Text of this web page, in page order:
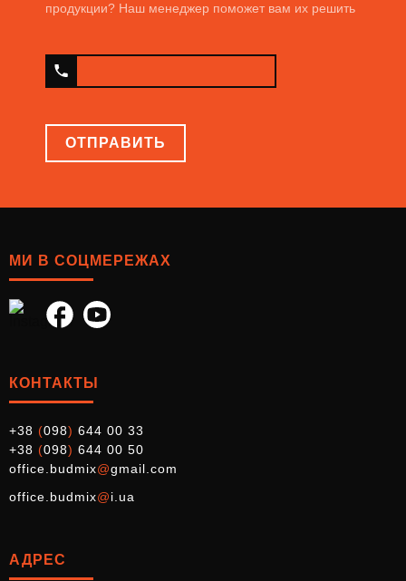
продукции? Наш менеджер поможет вам их решить
ОТПРАВИТЬ
МИ В СОЦМЕРЕЖАХ
КОНТАКТЫ
+38 (098) 644 00 33
+38 (098) 644 00 50
office.budmix@gmail.com
office.budmix@i.ua
АДРЕС